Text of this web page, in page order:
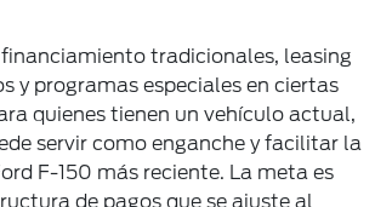
tradicionales, leasing
y programas especiales en ciertas
quienes tienen un vehículo actual,
servir como enganche y facilitar la
F-150 más reciente. La meta es
de pagos que se ajuste al